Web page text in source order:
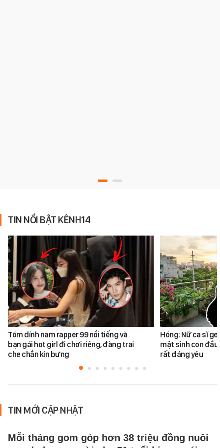
TIN NỔI BẬT KÊNH14
Tóm dính nam rapper 99 nổi tiếng và
bạn gái hot girl đi chơi riêng, đàng trai
che chắn kín bưng
Hóng: Nữ ca sĩ
mật sinh con đầu
rất đáng yêu
TIN MỚI CẬP NHẬT
Mỗi tháng gom góp hơn 38 triệu đồng nuôi